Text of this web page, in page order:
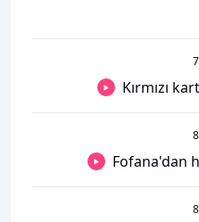
Kırmızı
Fofana'dan